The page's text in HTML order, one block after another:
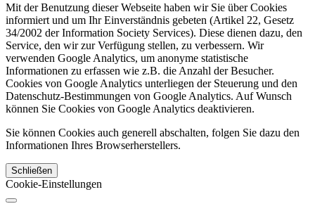
Mit der Benutzung dieser Webseite haben wir Sie über Cookies
informiert und um Ihr Einverständnis gebeten (Artikel 22, Gesetz
34/2002 der Information Society Services). Diese dienen dazu, den
Service, den wir zur Verfügung stellen, zu verbessern. Wir
verwenden Google Analytics, um anonyme statistische
Informationen zu erfassen wie z.B. die Anzahl der Besucher.
Cookies von Google Analytics unterliegen der Steuerung und den
Datenschutz-Bestimmungen von Google Analytics. Auf Wunsch
können Sie Cookies von Google Analytics deaktivieren.
Sie können Cookies auch generell abschalten, folgen Sie dazu den
Informationen Ihres Browserherstellers.
Schließen
Cookie-Einstellungen